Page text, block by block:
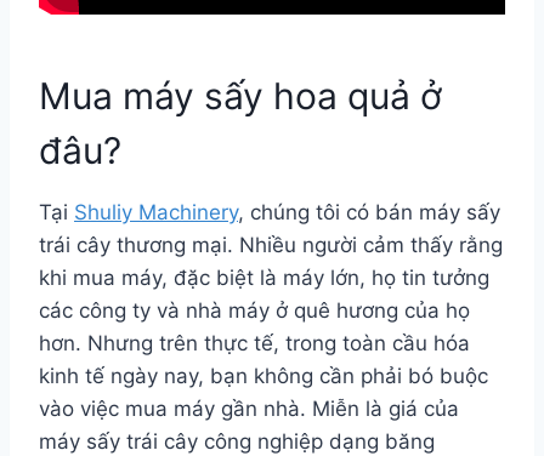
Mua máy sấy hoa quả ở
đâu?
Tại Shuliy Machinery, chúng tôi có bán máy sấy
trái cây thương mại. Nhiều người cảm thấy rằng
khi mua máy, đặc biệt là máy lớn, họ tin tưởng
các công ty và nhà máy ở quê hương của họ
hơn. Nhưng trên thực tế, trong toàn cầu hóa
kinh tế ngày nay, bạn không cần phải bó buộc
vào việc mua máy gần nhà. Miễn là giá của
máy sấy trái cây công nghiệp dạng băng